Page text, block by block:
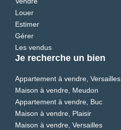
Louer
Estimer
Gérer
Les vendus
Je recherche un bien
Appartement à vendre, Versailles
Maison à vendre, Meudon
Appartement à vendre, Buc
Maison à vendre, Plaisir
Maison à vendre, Versailles